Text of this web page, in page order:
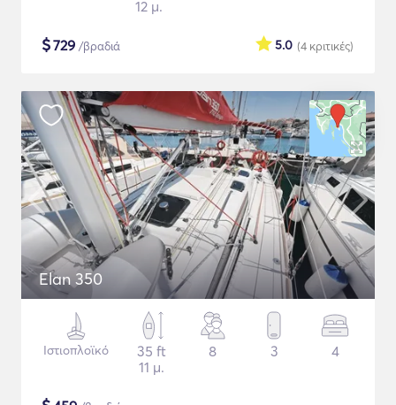
12 μ.
$729 /βραδιά (4 κριτικές)
5.0
Elan 350
Ιστιοπλοϊκό
35 ft
11 μ.
8 3 4